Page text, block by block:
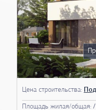
Цена строительства:
Площадь жилая/общая: /